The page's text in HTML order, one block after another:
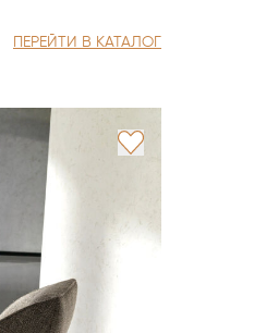
ПЕРЕЙТИ В КАТАЛОГ